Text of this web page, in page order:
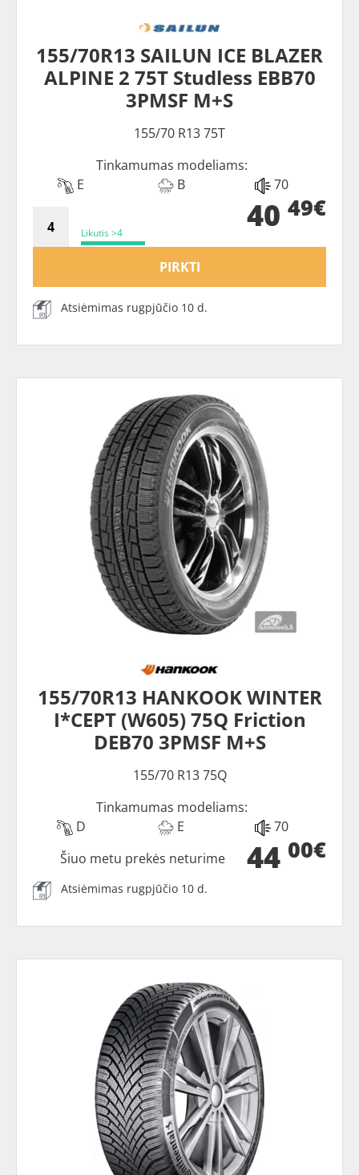
155/70R13 SAILUN ICE BLAZER
ALPINE 2 75T Studless EBB70
3PMSF M+S
155/70 R13 75T
Tinkamumas modeliams:
E
B 70
Likutis >4 40 49€
PIRKTI
Atsiėmimas rugpjūčio 10 d.
155/70R13 HANKOOK WINTER
I*CEPT (W605) 75Q Friction
DEB70 3PMSF M+S
155/70 R13 75Q
Tinkamumas modeliams:
D
E 70
44 00€
Šiuo metu prekės neturime
Atsiėmimas rugpjūčio 10 d.